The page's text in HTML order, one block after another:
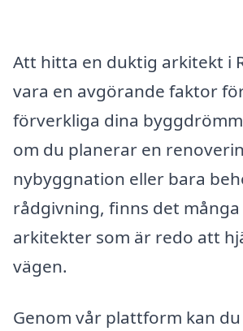
Att hitta en duktig arkitekt i
vara en avgörande faktor
förverkliga dina
om du planerar en
nybyggnation eller bara
rådgivning, finns det
arkitekter som är redo att
vägen.
Genom vår plattform kan